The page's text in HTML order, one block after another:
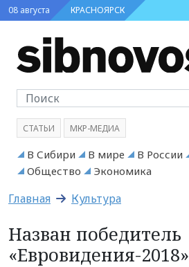
08 августа КРАСНОЯРСК
СТАТЬИ МКР-МЕДИА
В Сибири В мире В России
Общество
Экономика
Главная Культура
Назван победитель
«Евровидения-2018»